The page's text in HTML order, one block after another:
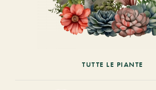
TUTTE LE PIANTE